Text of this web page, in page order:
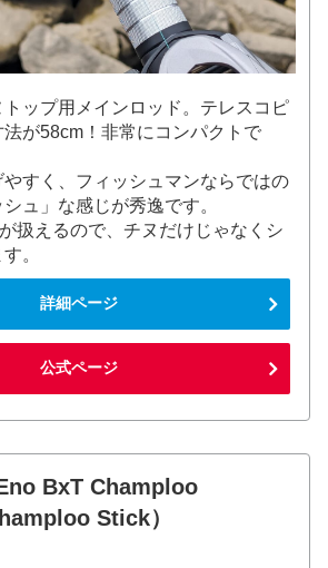
ップ用メインロッド。テレスコピ
が58cm！非常にコンパクトで
すく、フィッシュマンならではの
シュ」な感じが秀逸です。
扱えるので、チヌだけじゃなくシ
。
詳細ページ
公式ページ
BxT Champloo
Stick）